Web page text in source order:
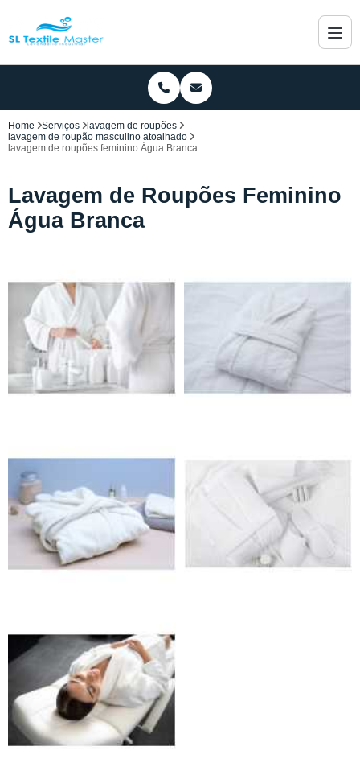
Home Serviços
lavagem de roupões
lavagem de roupão masculino atoalhado
lavagem de roupões feminino Água Branca
Lavagem de Roupões Feminino
Água Branca